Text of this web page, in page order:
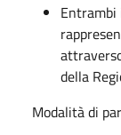
Entrambi
della
Modalità di